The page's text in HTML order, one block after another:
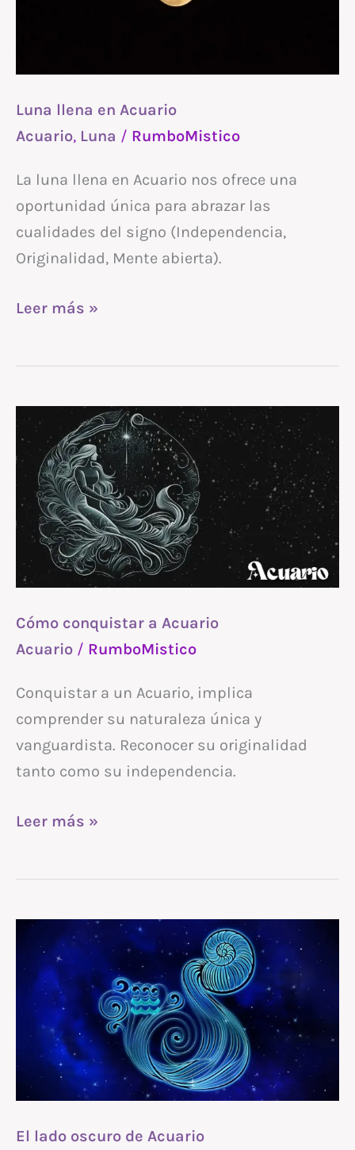
Luna llena en Acuario
Acuario, Luna / RumboMistico
La luna llena en Acuario nos ofrece una
oportunidad única para abrazar las
cualidades del signo (Independencia,
Originalidad, Mente abierta).
Leer más »
Cómo conquistar a Acuario
Acuario / RumboMistico
Conquistar a un Acuario, implica
comprender su naturaleza única y
vanguardista. Reconocer su originalidad
tanto como su independencia.
Cómo
conquistar
Acuario
Leer más »
El lado oscuro de Acuario
lado
oscuro
Acuario